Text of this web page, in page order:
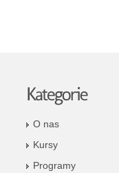
O nas
Kursy
Programy